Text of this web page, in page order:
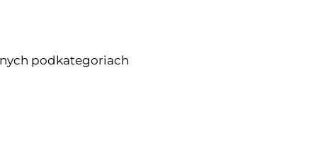
podkategoriach